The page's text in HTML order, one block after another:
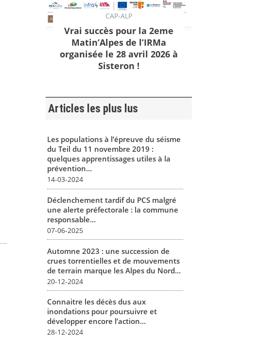
CAP-ALP
Vrai succès pour la 2eme
Matin’Alpes de l’IRMa
organisée le 28 avril 2026 à
Sisteron !
Articles les plus lus
Les populations à l’épreuve du séisme
du Teil du 11 novembre 2019 :
quelques apprentissages utiles à la
prévention...
14-03-2024
Déclenchement tardif du PCS malgré
une alerte préfectorale : la commune
responsable...
07-06-2025
Automne 2023 : une succession de
crues torrentielles et de mouvements
de terrain marque les Alpes du Nord...
20-12-2024
Connaitre les décès dus aux
inondations pour poursuivre et
développer encore l’action...
28-12-2024